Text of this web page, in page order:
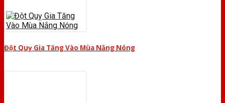
Đột Quỵ Gia Tăng Vào Mùa Nắng Nóng